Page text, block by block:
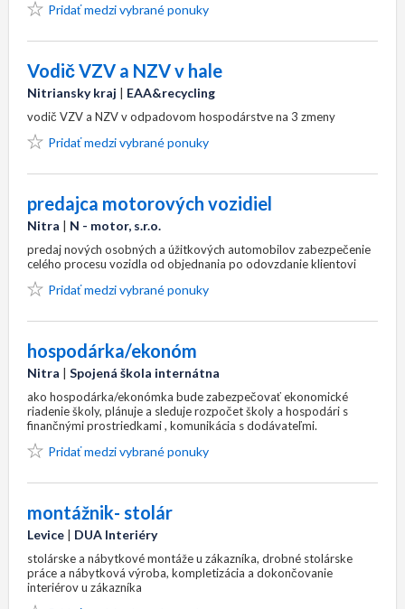
Pridať medzi vybrané ponuky
Vodič VZV a NZV v hale
Nitriansky kraj | EAA&recycling
vodič VZV a NZV v odpadovom hospodárstve na 3 zmeny
Pridať medzi vybrané ponuky
predajca motorových vozidiel
Nitra | N - motor, s.r.o.
predaj nových osobných a úžitkových automobilov zabezpečenie
celého procesu vozidla od objednania po odovzdanie klientovi
Pridať medzi vybrané ponuky
hospodárka/ekonóm
Nitra | Spojená škola internátna
ako hospodárka/ekonómka bude zabezpečovať ekonomické
riadenie školy, plánuje a sleduje rozpočet školy a hospodári s
finančnými prostriedkami , komunikácia s dodávateľmi.
Pridať medzi vybrané ponuky
montážnik- stolár
Levice | DUA Interiéry
stolárske a nábytkové montáže u zákazníka, drobné stolárske
práce a nábytková výroba, kompletizácia a dokončovanie
interiérov u zákazníka